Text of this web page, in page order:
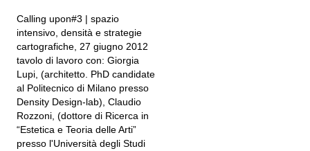
Calling upon#3 | spazio
intensivo, densità e strategie
cartografiche, 27 giugno 2012
tavolo di lavoro con: Giorgia
Lupi, (architetto. PhD candidate
al Politecnico di Milano presso
Density Design-lab), Claudio
Rozzoni, (dottore di Ricerca in
“Estetica e Teoria delle Arti”
presso l'Università degli Studi